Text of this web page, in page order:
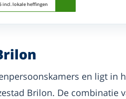
incl. lokale heffingen
en ligt in
Brilon. De combinatie